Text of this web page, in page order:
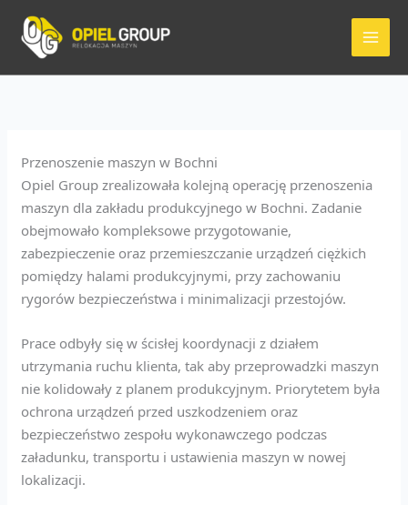
treści
Przenoszenie maszyn w Bochni
Opiel Group zrealizowała kolejną operację przenoszenia
maszyn dla zakładu produkcyjnego w Bochni. Zadanie
obejmowało kompleksowe przygotowanie,
zabezpieczenie oraz przemieszczanie urządzeń ciężkich
pomiędzy halami produkcyjnymi, przy zachowaniu
rygorów bezpieczeństwa i minimalizacji przestojów.
Prace odbyły się w ścisłej koordynacji z działem
utrzymania ruchu klienta, tak aby przeprowadzki maszyn
nie kolidowały z planem produkcyjnym. Priorytetem była
ochrona urządzeń przed uszkodzeniem oraz
bezpieczeństwo zespołu wykonawczego podczas
załadunku, transportu i ustawienia maszyn w nowej
lokalizacji.